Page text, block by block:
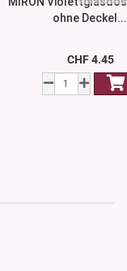
ohne Deckel...
CHF 4.45